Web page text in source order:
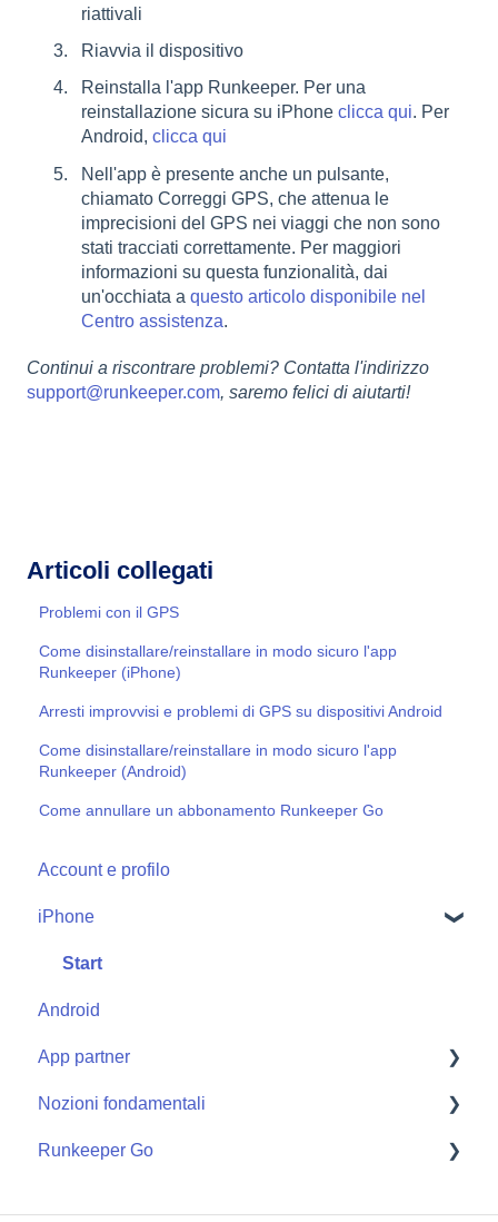
riattivali
Riavvia il dispositivo
Reinstalla l'app Runkeeper. Per una
reinstallazione sicura su iPhone clicca qui. Per
Android, clicca qui
Nell'app è presente anche un pulsante,
chiamato Correggi GPS, che attenua le
imprecisioni del GPS nei viaggi che non sono
stati tracciati correttamente. Per maggiori
informazioni su questa funzionalità, dai
un'occhiata a questo articolo disponibile nel
Centro assistenza.
Continui a riscontrare problemi? Contatta l'indirizzo
support@runkeeper.com, saremo felici di aiutarti!
Articoli collegati
Problemi con il GPS
Come disinstallare/reinstallare in modo sicuro l'app
Runkeeper (iPhone)
Arresti improvvisi e problemi di GPS su dispositivi Android
Come disinstallare/reinstallare in modo sicuro l'app
Runkeeper (Android)
Come annullare un abbonamento Runkeeper Go
Account e profilo
iPhone
Start
Android
App partner
Apple Watch
Nozioni fondamentali
Getting Started
Runkeeper Go